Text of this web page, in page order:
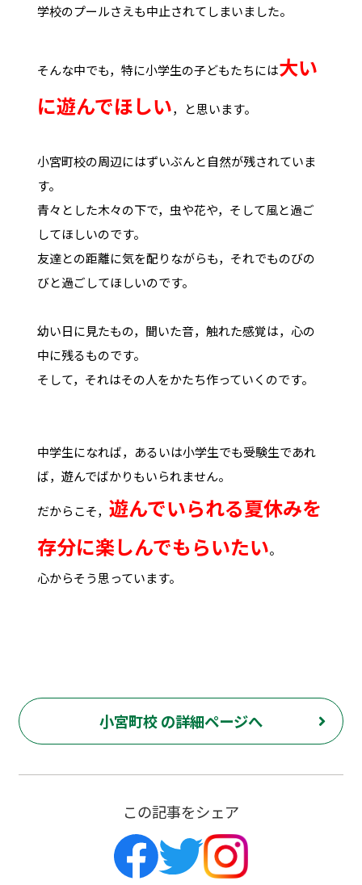
学校のプールさえも中止されてしまいました。
そんな中でも，特に小学生の子どもたちには大い
に遊んでほしい，と思います。
小宮町校の周辺にはずいぶんと自然が残されていま
す。
青々とした木々の下で，虫や花や，そして風と過ご
してほしいのです。
友達との距離に気を配りながらも，それでものびの
びと過ごしてほしいのです。
幼い日に見たもの，聞いた音，触れた感覚は，心の
中に残るものです。
そして，それはその人をかたち作っていくのです。
中学生になれば，あるいは小学生でも受験生であれ
ば，遊んでばかりもいられません。
だからこそ， 遊んでいられる夏休みを
存分に楽しんでもらいたい。
心からそう思っています。
小宮町校 の詳細ページへ
この記事をシェア